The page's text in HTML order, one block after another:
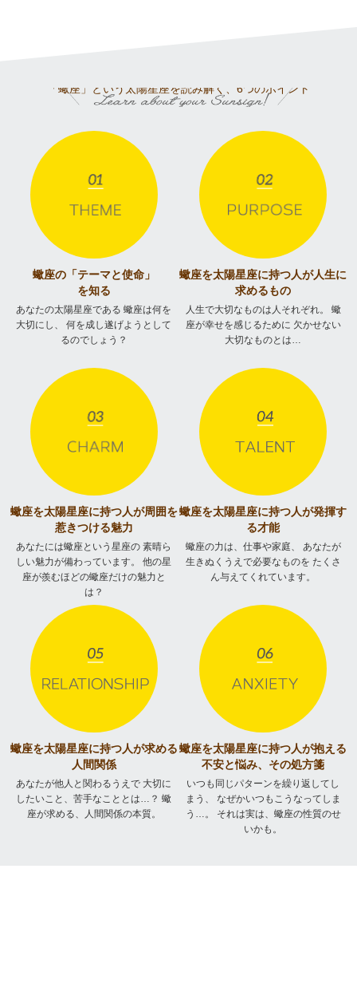
「蠍座」という太陽星座を読み解く、6つのポイント
蠍座の「テーマと使命」
を知る
あなたの太陽星座である蠍座は何を
大切にし、
何を成し遂げようとして
るのでしょう？
蠍座を太陽星座に持つ人が人生に
求めるもの
人生で大切なものは人それぞれ。 蠍
座が幸せを感じるために 欠かせない
大切なものとは…
蠍座を太陽星座に持つ人が周囲を
惹きつける魅力
あなたには蠍座という星座の素晴ら
しい魅力が備わっています。
他の星
座が羨むほどの蠍座だけの魅力と
は？
蠍座を太陽星座に持つ人が発揮す
る才能
蠍座の力は、仕事や家庭、 あなたが
生きぬくうえで必要なものを たくさ
ん与えてくれています。
蠍座を太陽星座に持つ人が求める
人間関係
あなたが他人と関わるうえで 大切に
したいこと、苦手なこととは…？ 蠍
座が求める、人間関係の本質。
蠍座を太陽星座に持つ人が抱える
不安と悩み、その処方箋
いつも同じパターンを繰り返してし
まう、 なぜかいつもこうなってしま
う…。
それは実は、蠍座の性質のせ
いかも。